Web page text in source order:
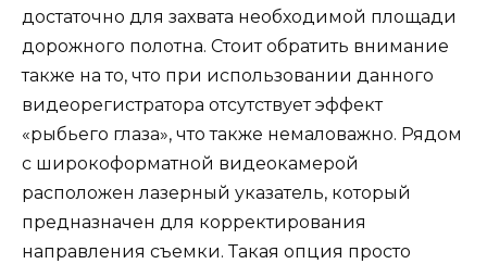
достаточно для захвата необходимой площади
дорожного полотна. Стоит обратить внимание
также на то, что при использовании данного
видеорегистратора отсутствует эффект
«рыбьего глаза», что также немаловажно. Рядом
с широкоформатной видеокамерой
расположен лазерный указатель, который
предназначен для корректирования
направления съемки. Такая опция просто